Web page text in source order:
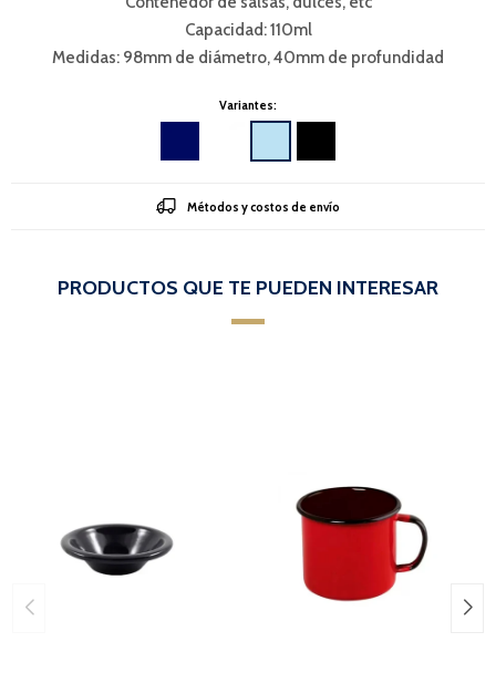
Capacidad: 110ml
Medidas: 98mm de diámetro, 40mm de profundidad
Variantes:
Métodos y costos de envío
PRODUCTOS QUE TE PUEDEN INTERESAR